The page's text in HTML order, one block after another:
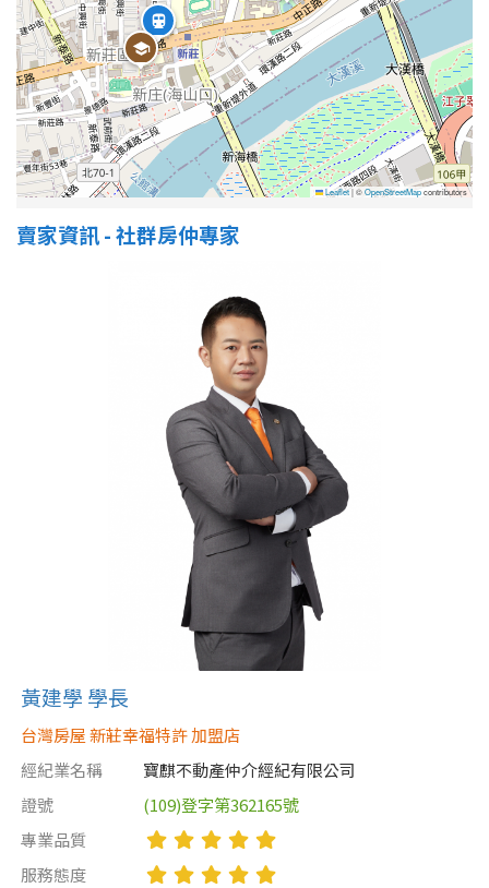
屋齡
不拘
5 年以下
5-10 年 10-20 年
20-30 年
Leaflet|©OpenStreetMapcontributors
賣家資訊 - 社群房仲專家
黃建學 學長
台灣房屋 新莊幸福特許 加盟店
經紀業名稱
寶麒不動產仲介經紀有限公司
證號
(109)登字第362165號
專業品質
服務態度